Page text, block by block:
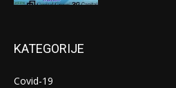
KATEGORIJE
Covid-19